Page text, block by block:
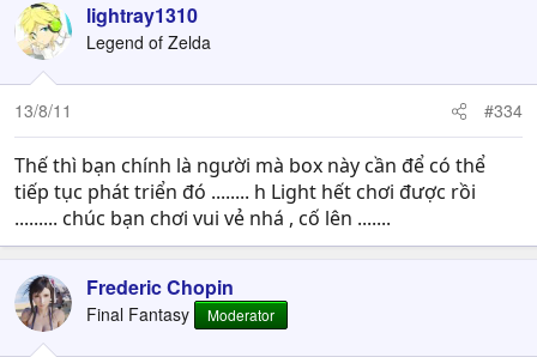
lightray1310
Legend of Zelda
13/8/11 #334
Thế thì bạn chính là người mà box này cần để có thể
tiếp tục phát triển đó ........ h Light hết chơi được rồi
......... chúc bạn chơi vui vẻ nhá , cố lên .......
Frederic Chopin
Final Fantasy Moderator